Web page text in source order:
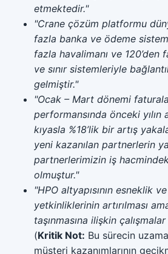
etmektedir."
"Crane çözüm platformu
fazla banka ve ödeme
fazla havalimanı ve
ve sınır sistemleriyle
gelmiştir."
"Ocak – Mart dönemi
performansında önceki yılın
kıyasla %18’lik bir artış
yeni kazanılan partnerlerin
partnerlerimizin iş
olmuştur."
"HPO altyapısının esneklik
yetkinliklerinin artırılması
taşınmasına ilişkin
(Kritik Not: Bu sürecin
müşteri kazanımlarının